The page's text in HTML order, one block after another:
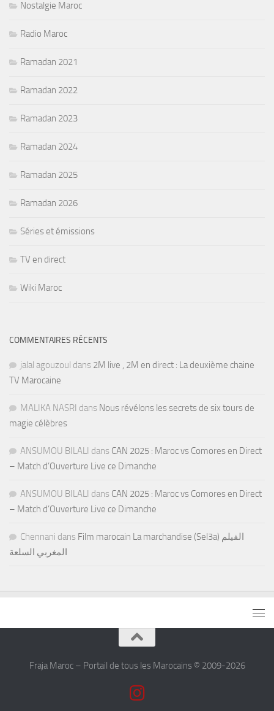
Nostalgie Maroc
Radio Maroc
Ramadan 2021
Ramadan 2022
Ramadan 2023
Ramadan 2024
Ramadan 2025
Ramadan 2026
Séries et émissions
TV en direct
Wiki Maroc
COMMENTAIRES RÉCENTS
jalal agouzoul dans 2M live , 2M en direct : La deuxième chaine
TV Marocaine
MALIKA NASRI dans Nous révélons les secrets de six tours de
magie célèbres
ANSUMOU BILALI dans CAN 2025 : Maroc vs Comores en Direct
– Match d’Ouverture Live ce Dimanche
ANSUMOU BILALI dans CAN 2025 : Maroc vs Comores en Direct
– Match d’Ouverture Live ce Dimanche
Chennani dans Film marocain La marchandise (Sel3a) الفيلم
المغربي السلعة
Fraja Maroc – Portail de tous les Marocains © 2009-2026